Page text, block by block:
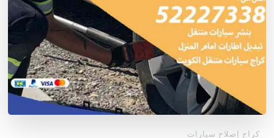
كراج إصلاح سيارات